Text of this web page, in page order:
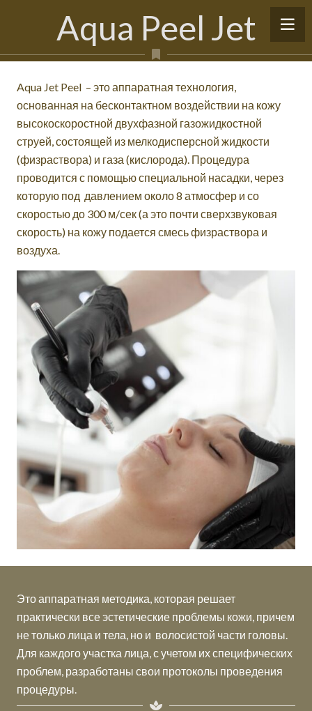
Aqua Peel Jet
Aqua Jet Peel – это аппаратная технология,
основанная на бесконтактном воздействии на кожу
высокоскоростной двухфазной газожидкостной
струей, состоящей из мелкодисперсной жидкости
(физраствора) и газа (кислорода). Процедура
проводится с помощью специальной насадки, через
которую под давлением около 8 атмосфер и со
скоростью до 300 м/сек (а это почти сверхзвуковая
скорость) на кожу подается смесь физраствора и
воздуха.
Это аппаратная методика, которая решает
практически все эстетические проблемы кожи, причем
не только лица и тела, но и волосистой части головы.
Для каждого участка лица, с учетом их специфических
проблем, разработаны свои протоколы проведения
процедуры.